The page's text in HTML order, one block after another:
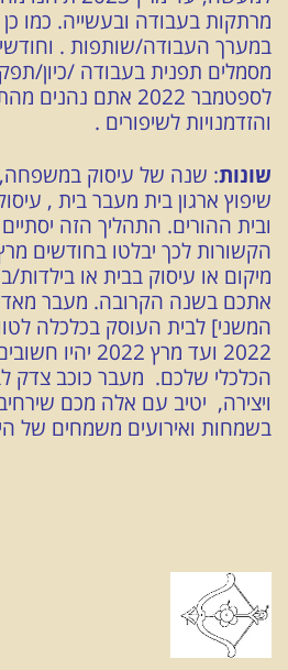
מרתקות בעבודה ובעשייה. כמו כן
מסמלים תפנית בעבודה /כיון/
לספטמבר 2022 אתם
והזדמנויות לשיפורים .
שונות: שנה של עיסוק
שיפוץ ארגון בית מעבר בית ,
מיקום או עיסוק בבית או בילדות/
אתכם בשנה הקרובה. מעבר
המשני] לבית העוסק בכלכלה
2022 ועד מרץ
הכלכלי שלכם. מעבר כוכב צדק
ויצירה, יטיב עם אלה מכם
בשמחות ואירועים משמחים של